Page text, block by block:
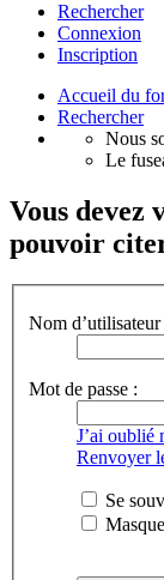
Rechercher
Connexion
Inscription
Accueil du
Rechercher
Nous
Le
Vous devez
pouvoir
Nom d’utilisateur
Mot de passe :
J’ai oublié
Renvoyer
Se